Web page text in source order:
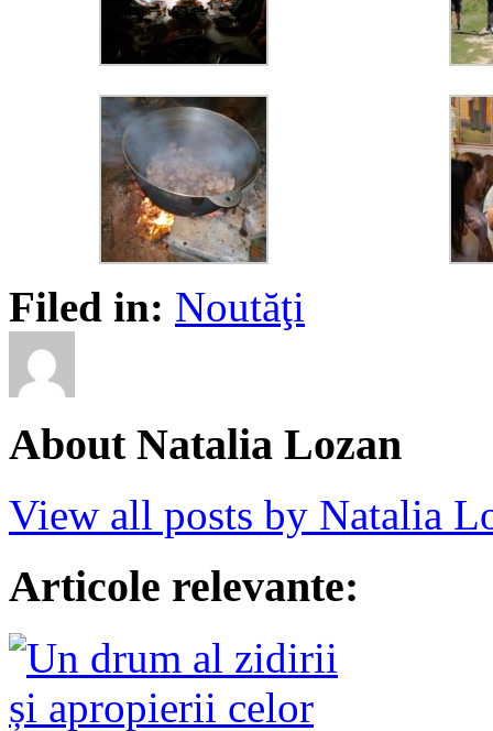
Filed in: Noutăţi
About Natalia Lozan
View all posts by Natalia
Articole relevante: